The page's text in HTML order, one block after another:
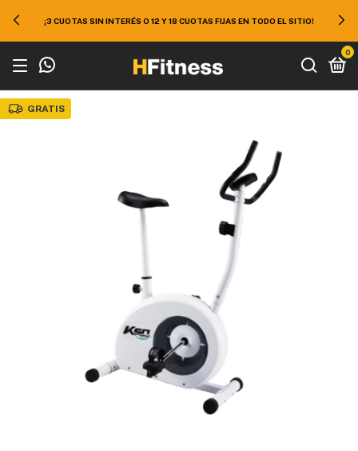
¡3 CUOTAS SIN INTERÉS O 12 Y 18 CUOTAS FIJAS EN TODO EL SITIO!
0
GRATIS